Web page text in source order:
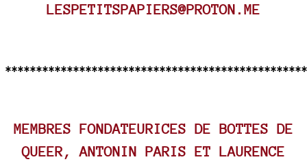
LESPETITSPAPIERS@PROTON.ME
MEMBRES FONDATEURICES DE BOTTES DE
QUEER, ANTONIN PARIS ET LAURENCE